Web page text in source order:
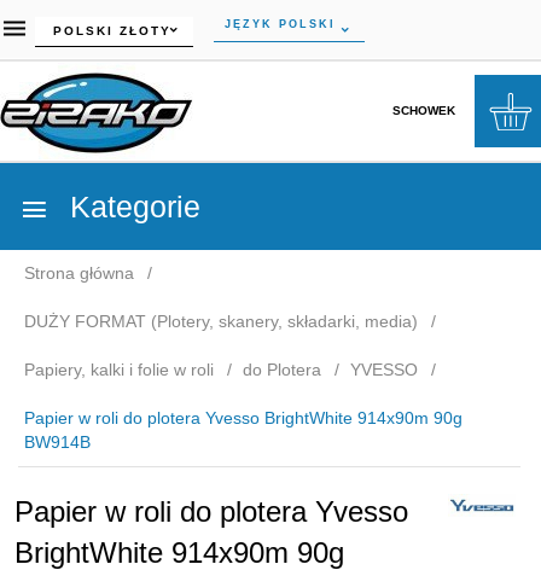
currency_h
POLSKI ZŁOTY JĘZYK POLSKI
SCHOWEK
Kategorie
Strona główna
DUŻY FORMAT (Plotery, skanery, składarki, media)
Papiery, kalki i folie w roli do Plotera YVESSO
Papier w roli do plotera Yvesso BrightWhite 914x90m 90g
BW914B
Papier w roli do plotera Yvesso
BrightWhite 914x90m 90g